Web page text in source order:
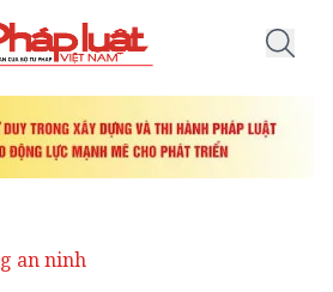
an ninh